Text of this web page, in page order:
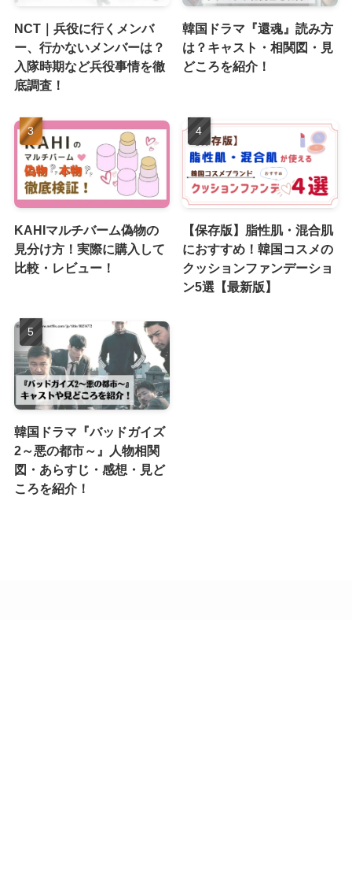
NCT｜兵役に行くメンバ
ー、行かないメンバーは？
入隊時期など兵役事情を徹
底調査！
韓国ドラマ『還魂』読み方
は？キャスト・相関図・見
どころを紹介！
KAHIマルチバーム偽物の
見分け方！実際に購入して
比較・レビュー！
【保存版】脂性肌・混合肌
におすすめ！韓国コスメの
クッションファンデーショ
ン5選【最新版】
韓国ドラマ『バッドガイズ
2～悪の都市～』人物相関
図・あらすじ・感想・見ど
ころを紹介！